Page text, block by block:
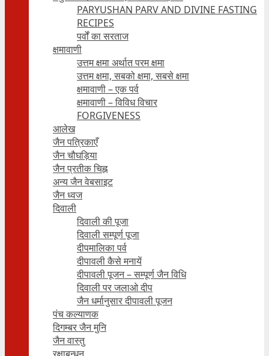
PARYUSHAN PARV AND DIVINE FASTING
RECIPES
पर्वों का सरताज
क्षमावाणी
उत्तम क्षमा अर्थात परम क्षमा
उत्तम क्षमा, सबको क्षमा, सबसे क्षमा
क्षमावाणी – एक पर्व
क्षमावाणी – विविध विचार
FORGIVENESS
आलेख
जैन पत्रिकाएँ
जैन चौघड़िया
जैन प्रतीक चिह्न
अन्य जैन वेबसाइट
जैन ध्वज
दिवाली
दिवाली की पूजा
दिवाली सम्पूर्ण पूजा
दीपमालिका पर्व
दीपावली कैसे मनायें
दीपावली पूजन – सम्पूर्ण जैन विधि
दिवाली पर जलाओ दीप
जैन धर्मानुसार दीपावली पूजन
पंच कल्याणक
दिगम्बर जैन मुनि
जैन वास्तु